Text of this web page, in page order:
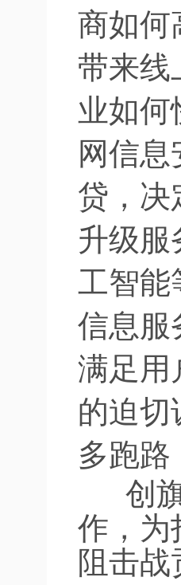
商如何
带来线
业如何
网信
贷，决
升级服
工智能
信息服
满足用
的迫切
多跑路
创旗
作，为
阻击